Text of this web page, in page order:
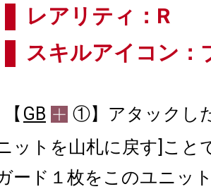
レアリティ：R
スキルアイコン：
【 GB
①】アタックし
ットを山札に戻す]こと
ード１枚をこのユニッ